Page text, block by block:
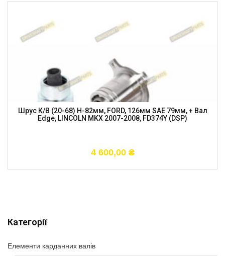
Категорії
Елементи карданних валів
Шрус К/в (20-68) H-82мм, FORD, 126мм SAE 79мм, + Вал
Edge, LINCOLN MKX 2007-2008, FD374Y (DSP)
4 600,00 ₴